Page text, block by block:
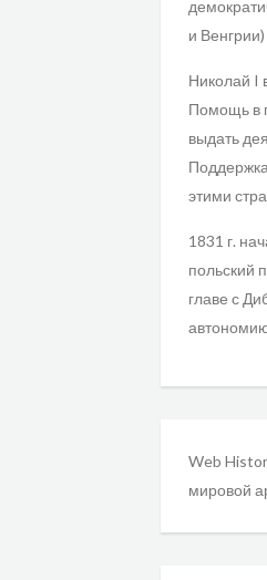
и Венгрии)
Николай I
Помощь в
выдать
этими
1831 г.
польский
главе с
Web
мировой